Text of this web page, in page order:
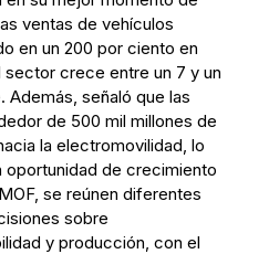
ventas de vehículos
en un 200 por ciento en
sector crece entre un 7 y un
Además, señaló que las
de 500 mil millones de
la electromovilidad, lo
oportunidad de crecimiento
se reúnen diferentes
sobre
y producción, con el